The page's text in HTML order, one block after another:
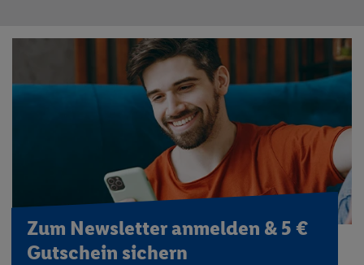
Zum Newsletter anmelden & 5 €
Gutschein sichern